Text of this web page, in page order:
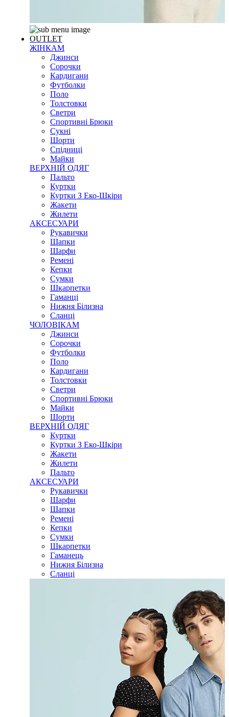
OUTLET
ЖІНКАМ
Джинси
Сорочки
Кардигани
Футболки
Поло
Толстовки
Светри
Спортивні Брюки
Сукні
Шорти
Спідниці
Майки
ВЕРХНІЙ ОДЯГ
Пальто
Куртки
Куртки З Еко-Шкіри
Жакети
Жилети
АКСЕСУАРИ
Рукавички
Шапки
Шарфи
Ремені
Кепки
Сумки
Шкарпетки
Гаманці
Нижня Білизна
Сланці
ЧОЛОВІКАМ
Джинси
Сорочки
Футболки
Поло
Кардигани
Толстовки
Светри
Спортивні Брюки
Майки
Шорти
ВЕРХНІЙ ОДЯГ
Куртки
Куртки З Еко-Шкіри
Жакети
Жилети
Пальто
АКСЕСУАРИ
Рукавички
Шарфи
Шапки
Ремені
Кепки
Сумки
Шкарпетки
Гаманець
Нижня Білизна
Сланці